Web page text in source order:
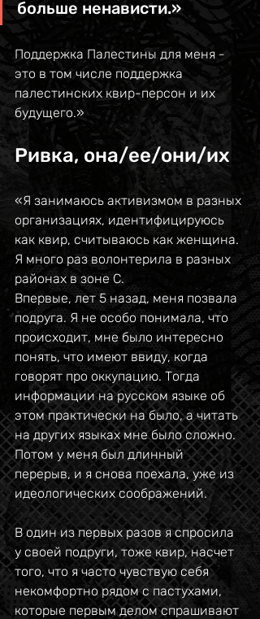
больше ненависти.»
Поддержка Палестины для меня -
это в том числе поддержка
палестинских квир-персон и их
будущего.»
Ривка, она/ее/они/их
«Я занимаюсь активизмом в разных
организациях, идентифицируюсь
как квир, считываюсь как женщина.
Я много раз волонтерила в разных
районах в зоне С.
Впервые, лет 5 назад, меня позвала
подруга. Я не особо понимала, что
происходит, мне было интересно
понять, что имеют ввиду, когда
говорят про оккупацию. Тогда
информации на русском языке об
этом практически на было, а читать
на других языках мне было сложно.
Потом у меня был длинный
перерыв, и я снова поехала, уже из
идеологических соображений.
В один из первых разов я спросила
у своей подруги, тоже квир, насчет
того, что я часто чувствую себя
некомфортно рядом с пастухами,
которые первым делом спрашивают